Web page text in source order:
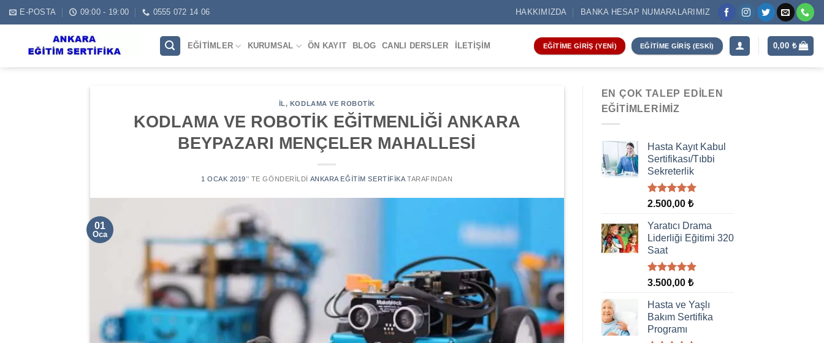
Skip
to
E-POSTA 09:00 - 19:00 0555 072 14 06 HAKKIMIZDA BANKA HESAP NUMARALARIMIZ
EĞITIMLER KURUMSAL ÖN KAYIT BLOG CANLI DERSLER İLETIŞIM EĞITIME GIRIŞ (YENI) EĞITIME GIRIŞ (ESKI) 0,00 ₺
IL, KODLAMA VE ROBOTIK
KODLAMA VE ROBOTİK EĞİTMENLİĞİ ANKARA
BEYPAZARI MENÇELER MAHALLESİ
1 OCAK 2019’' TE GÖNDERILDI ANKARA EĞITIM SERTIFIKATARAFINDAN
01
Oca
EN ÇOK TALEP EDILEN
EĞITIMLERIMIZ
Hasta Kayıt Kabul
Sertifikası/Tıbbi
Sekreterlik
5 üzerinden
oy
aldı
2.500,00 ₺
Yaratıcı Drama
Liderliği Eğitimi 320
Saat
5 üzerinden
oy
aldı
3.500,00 ₺
Hasta ve Yaşlı
Bakım Sertifika
Programı